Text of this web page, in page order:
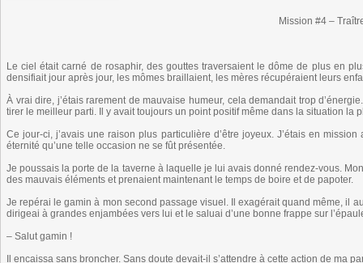
Mission #4 –
Le ciel était carné de rosaphir, des gouttes traversaient le dôme de plus en
densifiait jour après jour, les mômes braillaient, les mères récupéraient leurs
À vrai dire, j’étais rarement de mauvaise humeur, cela demandait trop
tirer le meilleur parti. Il y avait toujours un point positif même dans la situation la
Ce jour-ci, j’avais une raison plus particulière d’être joyeux. J’étais en
éternité qu’une telle occasion ne se fût présentée.
Je poussais la porte de la taverne à laquelle je lui avais donné rendez-vous.
des mauvais éléments et prenaient maintenant le temps de boire et de papoter.
Je repérai le gamin à mon second passage visuel. Il exagérait quand même, il
dirigeai à grandes enjambées vers lui et le saluai d’une bonne frappe sur
– Salut gamin !
Il encaissa sans broncher. Sans doute devait-il s’attendre à cette action de ma